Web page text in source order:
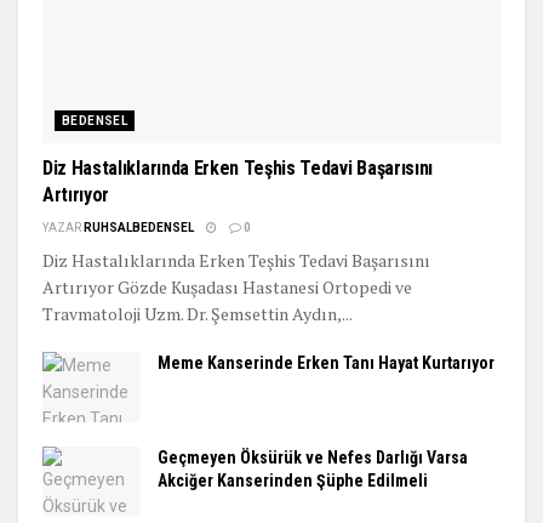
BEDENSEL
Diz Hastalıklarında Erken Teşhis Tedavi Başarısını
Artırıyor
YAZAR RUHSALBEDENSEL 0
Diz Hastalıklarında Erken Teşhis Tedavi Başarısını
Artırıyor Gözde Kuşadası Hastanesi Ortopedi ve
Travmatoloji Uzm. Dr. Şemsettin Aydın,...
Meme Kanserinde Erken Tanı Hayat Kurtarıyor
Geçmeyen Öksürük ve Nefes Darlığı Varsa
Akciğer Kanserinden Şüphe Edilmeli